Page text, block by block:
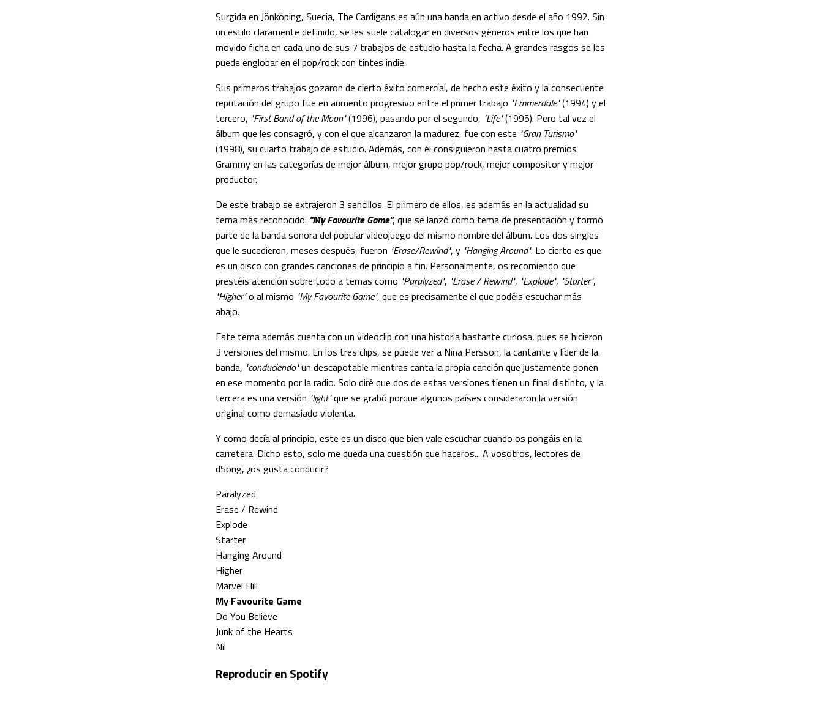
Surgida en Jönköping, Suecia, The Cardigans es aún una banda en activo desde el año 1992. Sin
un estilo claramente definido, se les suele catalogar en diversos géneros entre los que han
movido ficha en cada uno de sus 7 trabajos de estudio hasta la fecha. A grandes rasgos se les
puede englobar en el pop/rock con tintes indie.
Sus primeros trabajos gozaron de cierto éxito comercial, de hecho este éxito y la consecuente
reputación del grupo fue en aumento progresivo entre el primer trabajo "Emmerdale"(1994) y el
tercero, "First Band of the Moon"(1996), pasando por el segundo, "Life"(1995). Pero tal vez el
álbum que les consagró, y con el que alcanzaron la madurez, fue con este "Gran Turismo"
(1998), su cuarto trabajo de estudio. Además, con él consiguieron hasta cuatro premios
Grammy en las categorías de mejor álbum, mejor grupo pop/rock, mejor compositor y mejor
productor.
De este trabajo se extrajeron 3 sencillos. El primero de ellos, es además en la actualidad su
tema más reconocido: "My Favourite Game", que se lanzó como tema de presentación y formó
parte de la banda sonora del popular videojuego del mismo nombre del álbum. Los dos singles
que le sucedieron, meses después, fueron "Erase/Rewind", y "Hanging Around". Lo cierto es que
es un disco con grandes canciones de principio a fin. Personalmente, os recomiendo que
prestéis atención sobre todo a temas como "Paralyzed", "Erase / Rewind", "Explode", "Starter",
"Higher"o al mismo "My Favourite Game", que es precisamente el que podéis escuchar más
abajo.
Este tema además cuenta con un videoclip con una historia bastante curiosa, pues se hicieron
3 versiones del mismo. En los tres clips, se puede ver a Nina Persson, la cantante y líder de la
banda, "conduciendo"un descapotable mientras canta la propia canción que justamente ponen
en ese momento por la radio. Solo diré que dos de estas versiones tienen un final distinto, y la
tercera es una versión "light"que se grabó porque algunos países consideraron la versión
original como demasiado violenta.
Y como decía al principio, este es un disco que bien vale escuchar cuando os pongáis en la
carretera. Dicho esto, solo me queda una cuestión que haceros... A vosotros, lectores de
dSong, ¿os gusta conducir?
Paralyzed
Erase / Rewind
Explode
Starter
Hanging Around
Higher
Marvel Hill
My Favourite Game
Do You Believe
Junk of the Hearts
Nil
Reproducir en Spotify